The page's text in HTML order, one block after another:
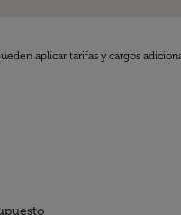
aplicar tarifas y cargos